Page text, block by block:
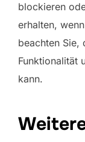
blockieren
erhalten,
beachten Sie,
Funktionalität
kann.